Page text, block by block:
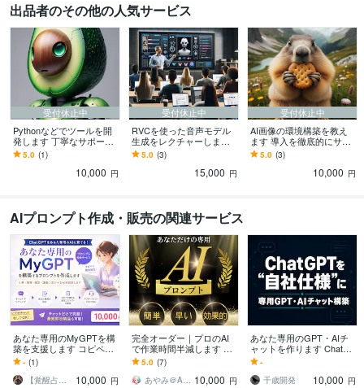
出品者のその他の人気サービス
受付休止中
Pythonなどでツールを開
発します 丁寧なサポート
対応させて頂きます！
5.0 (1)
10,000 円
受付休止中
RVCを使った音声モデル
生成をレクチャーします
グーグルコラボで動作す
るRVCをご提供の上、サ
5.0 (3)
15,000 円
受付休止中
AI画像の環境構築を教え
ます 導入を徹底的にサポ
ートいたします！
5.0 (3)
10,000 円
AIプロンプト作成・販売の関連サービス
あなた専用のMyGPTを構
築を支援します コピペで
使える設定プロンプトを
納品。アフターフォロー
付きです
- (1)
【覚醒占術師】SEED⋆シード
10,000 円
完全オーダー｜プロのAI
で作業時間半減します 専
門家が導く、あなただけ
の時間創造プロンプト
5.0 (7)
あやみ＠AIプロンプト専門家 10,000 円
あなた専用のGPT・AIチ
ャットを作ります ChatGP
Tを自社仕様に｜専用GP
T・AIチャットを構築
-
千歳開発
10,000 円